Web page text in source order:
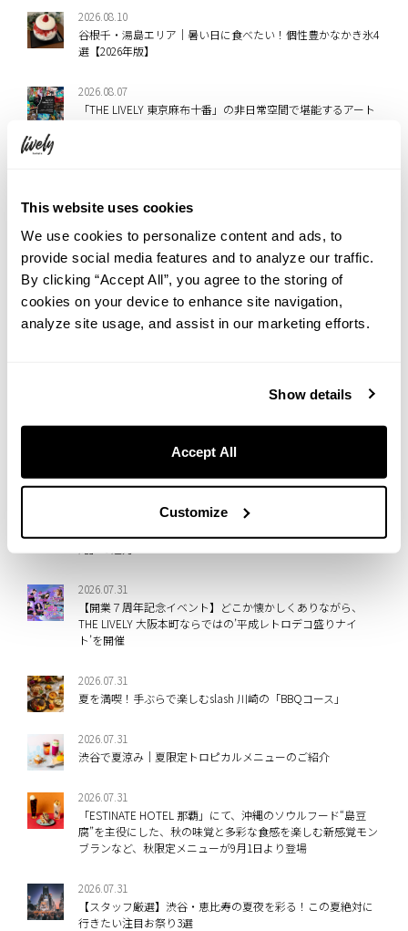
This website uses cookies
We use cookies to personalize content and ads, to
provide social media features and to analyze our traffic.
By clicking “Accept All”, you agree to the storing of
cookies on your device to enhance site navigation,
analyze site usage, and assist in our marketing efforts.
Show details
Accept All
Customize
2026.08.10
谷根千・湯島エリア｜暑い日に食べたい！個性豊かなかき氷4
選【2026年版】
2026.08.07
「THE LIVELY 東京麻布十番」の非日常空間で堪能するアート
夏休みの思い出づくりに！家族や友達と楽しむ｜8月 Rooftop
Movie Night『ジュマンジ／ウェルカム・トゥ・ジャングル』
2026.08.06
「THE LIVELY 福岡博多」の非日常空間で味わう秋の味覚！和
の食材と器で楽しむ“和×イタリアン”の秋季限定コースメニ
ューが9月1日（火）より登場
地域祭「渋なんまつり 2026」9/13(日)開催、渋谷を人力車で
2026.07.31
【開業７周年記念イベント】どこか懐かしくありながら、
THE LIVELY 大阪本町ならではの’平成レトロデコ盛りナイ
ト’を開催
2026.07.31
夏を満喫！手ぶらで楽しむslash 川崎の「BBQコース」
2026.07.31
渋谷で夏涼み｜夏限定トロピカルメニューのご紹介
2026.07.31
「ESTINATE HOTEL 那覇」にて、沖縄のソウルフード“島豆
腐”を主役にした、秋の味覚と多彩な食感を楽しむ新感覚モン
ブランなど、秋限定メニューが9月1日より登場
2026.07.31
【スタッフ厳選】渋谷・恵比寿の夏夜を彩る！この夏絶対に
行きたい注目お祭り3選